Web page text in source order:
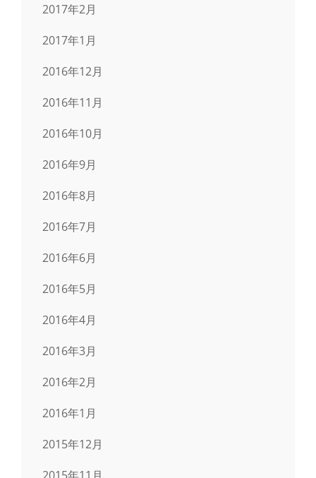
2017年2月
2017年1月
2016年12月
2016年11月
2016年10月
2016年9月
2016年8月
2016年7月
2016年6月
2016年5月
2016年4月
2016年3月
2016年2月
2016年1月
2015年12月
2015年11月